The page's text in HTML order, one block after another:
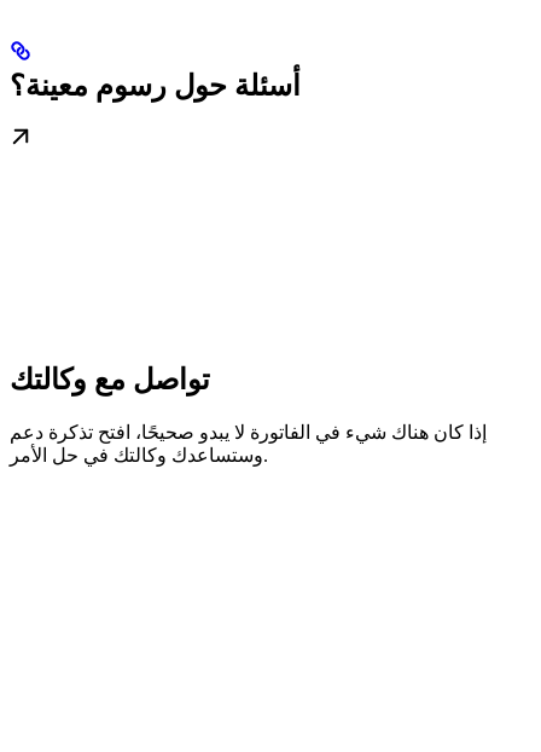
أسئلة حول رسوم معينة؟
تواصل مع وكالتك
إذا كان هناك شيء في الفاتورة لا يبدو صحيحًا، افتح تذكرة دعم
وستساعدك وكالتك في حل الأمر.